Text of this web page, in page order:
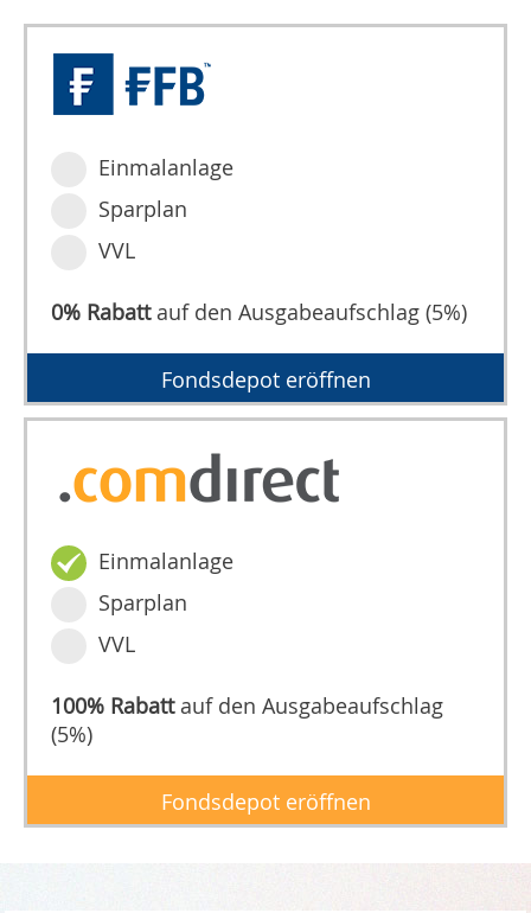
Einmalanlage
Sparplan
VVL
0% Rabattauf den Ausgabeaufschlag (5%)
Fondsdepot eröffnen
Einmalanlage
Sparplan
VVL
100% Rabattauf den Ausgabeaufschlag
(5%)
Fondsdepot eröffnen